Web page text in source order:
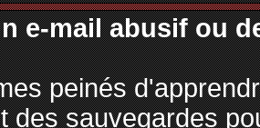
e-mail abusif ou
peinés
des sauvegardes